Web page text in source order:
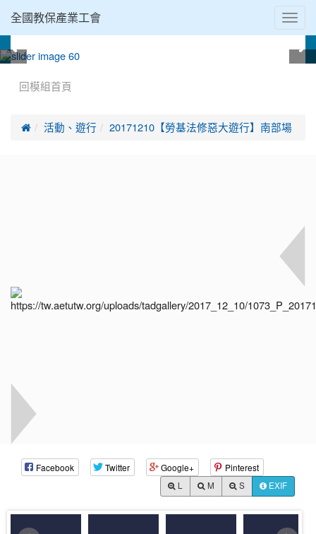
全國教保產業工會
回模組首頁
 活動、遊行 20171210【勞基法修惡大遊行】南部場
Facebook Twitter Google+ Pinterest
M S EXIF